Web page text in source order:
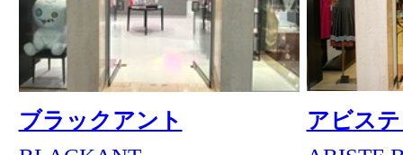
シェル メール
さえら
Chère Mère
ÇAETLA
052-684-5357
052-307-0245